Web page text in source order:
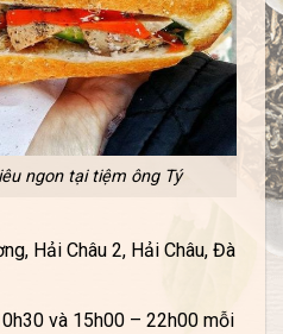
ngon tại tiệm ông Tý
Hải Châu 2, Hải Châu, Đà
và 15h00 – 22h00 mỗi